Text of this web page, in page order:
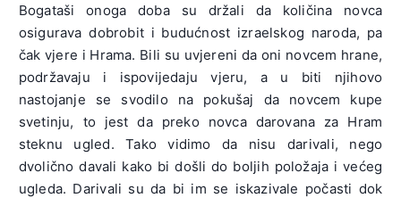
Bogataši onoga doba su držali da količina novca
osigurava dobrobit i budućnost izraelskog naroda, pa
čak vjere i Hrama. Bili su uvjereni da oni novcem hrane,
podržavaju i ispovijedaju vjeru, a u biti njihovo
nastojanje se svodilo na pokušaj da novcem kupe
svetinju, to jest da preko novca darovana za Hram
steknu ugled. Tako vidimo da nisu darivali, nego
dvolično davali kako bi došli do boljih položaja i većeg
ugleda. Darivali su da bi im se iskazivale počasti dok